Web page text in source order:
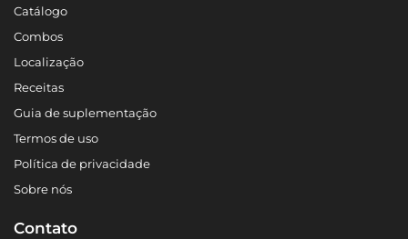
Catálogo
Combos
Localização
Receitas
Guia de suplementação
Termos de uso
Política de privacidade
Sobre nós
Contato